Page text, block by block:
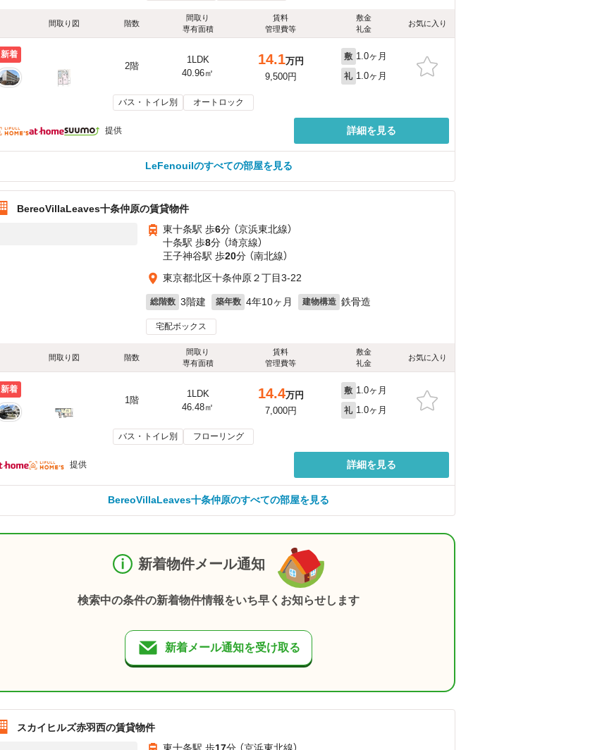
間取り図 階数
間取り
専有面積
賃料
管理費等
敷金
礼金
お気に入り
新着
2階
1LDK
40.96㎡
14.1万円
9,500円
敷 1.0ヶ月
礼 1.0ヶ月
バス・トイレ別 オートロック
提供 詳細を見る
LeFenouilのすべての部屋を見る
BereoVillaLeaves十条仲原の賃貸物件
東十条駅 歩6分 （京浜東北線）
十条駅 歩8分 （埼京線）
王子神谷駅 歩20分 （南北線）
東京都北区十条仲原２丁目3-22
総階数 3階建 築年数 4年10ヶ月 建物構造 鉄骨造
宅配ボックス
間取り図 階数
間取り
専有面積
賃料
管理費等
敷金
礼金
お気に入り
新着
1階
1LDK
46.48㎡
14.4万円
7,000円
敷 1.0ヶ月
礼 1.0ヶ月
バス・トイレ別 フローリング
提供 詳細を見る
BereoVillaLeaves十条仲原のすべての部屋を見る
新着物件メール通知
検索中の条件の新着物件情報をいち早くお知らせします
新着メール通知を受け取る
スカイヒルズ赤羽西の賃貸物件
東十条駅 歩17分 （京浜東北線）